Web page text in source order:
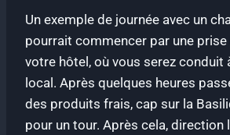
Un exemple de journée avec un
pourrait commencer par une prise
votre hôtel, où vous serez conduit
local. Après quelques heures
des produits frais, cap sur la
pour un tour. Après cela, direction